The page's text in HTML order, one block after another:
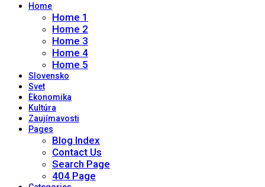
Home
Home 1
Home 2
Home 3
Home 4
Home 5
Slovensko
Svet
Ekonomika
Kultúra
Zaujímavosti
Pages
Blog Index
Contact Us
Search Page
404 Page